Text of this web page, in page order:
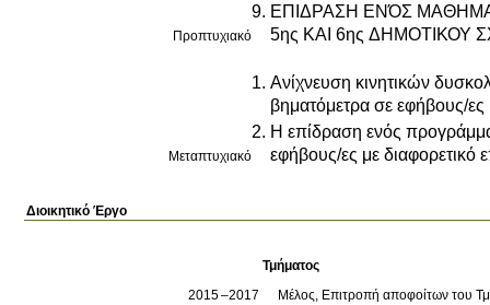
Προπτυχιακό
ΕΠΙΔΡΑΣΗ ΕΝΌΣ
5ης ΚΑΙ 6ης ΔΗΜΟΤΙΚΟΥ
Μεταπτυχιακό
Ανίχνευση κινητικών
βηματόμετρα σε εφήβους/ες
Η επίδραση ενός
εφήβους/ες με διαφορετικό
Διοικητικό Έργο
Τμήματος
2015
2017
Μέλος, Επιτροπή αποφοίτων του